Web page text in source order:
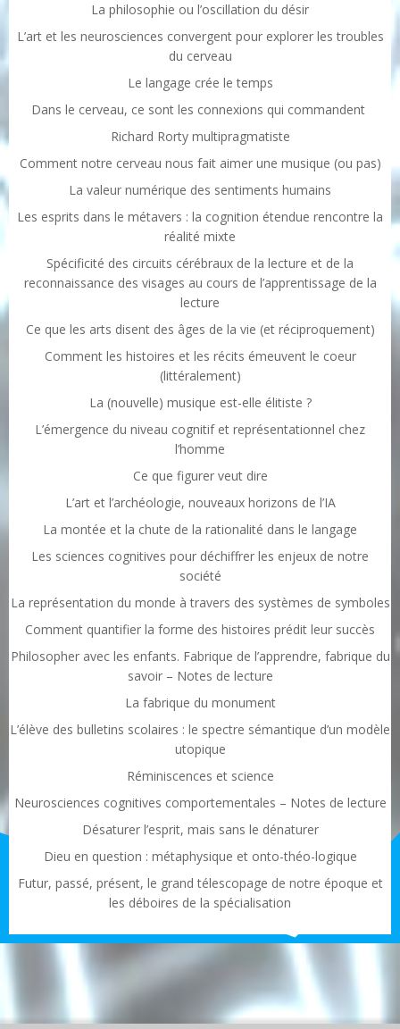
La philosophie ou l’oscillation du désir
L’art et les neurosciences convergent pour explorer les troubles
du cerveau
Le langage crée le temps
Dans le cerveau, ce sont les connexions qui commandent
Richard Rorty multipragmatiste
Comment notre cerveau nous fait aimer une musique (ou pas)
La valeur numérique des sentiments humains
Les esprits dans le métavers : la cognition étendue rencontre la
réalité mixte
Spécificité des circuits cérébraux de la lecture et de la
reconnaissance des visages au cours de l’apprentissage de la
lecture
Ce que les arts disent des âges de la vie (et réciproquement)
Comment les histoires et les récits émeuvent le coeur
(littéralement)
La (nouvelle) musique est-elle élitiste ?
L’émergence du niveau cognitif et représentationnel chez
l’homme
Ce que figurer veut dire
L’art et l’archéologie, nouveaux horizons de l’IA
La montée et la chute de la rationalité dans le langage
Les sciences cognitives pour déchiffrer les enjeux de notre
société
La représentation du monde à travers des systèmes de symboles
Comment quantifier la forme des histoires prédit leur succès
Philosopher avec les enfants. Fabrique de l’apprendre, fabrique du
savoir – Notes de lecture
La fabrique du monument
L’élève des bulletins scolaires : le spectre sémantique d’un modèle
utopique
Réminiscences et science
Neurosciences cognitives comportementales – Notes de lecture
Désaturer l’esprit, mais sans le dénaturer
Dieu en question : métaphysique et onto-théo-logique
Futur, passé, présent, le grand télescopage de notre époque et
les déboires de la spécialisation